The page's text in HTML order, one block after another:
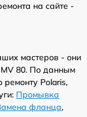
на сайте -
мастеров - они
MV 80. По данным
Polaris,
Промывка
фланца,